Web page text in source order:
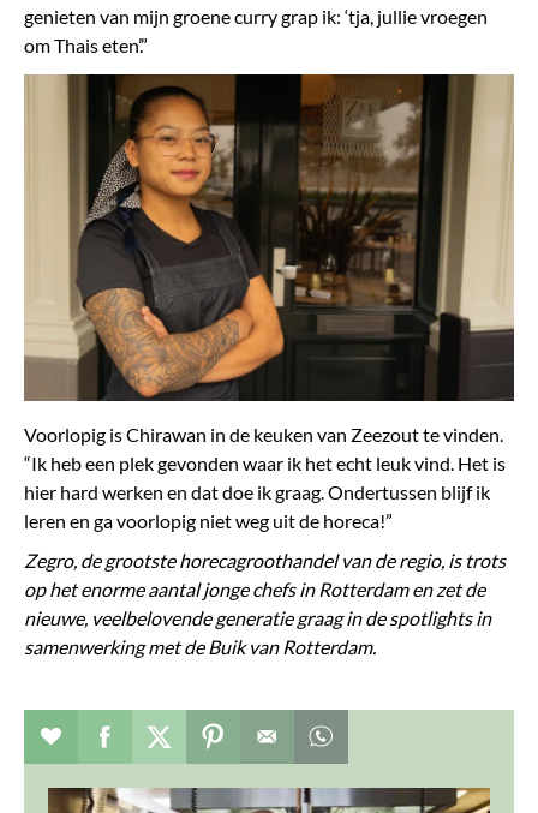
genieten van mijn groene curry grap ik: ‘tja, jullie vroegen
om Thais eten’.”
Voorlopig is Chirawan in de keuken van Zeezout te vinden.
“Ik heb een plek gevonden waar ik het echt leuk vind. Het is
hier hard werken en dat doe ik graag. Ondertussen blijf ik
leren en ga voorlopig niet weg uit de horeca!”
Zegro, de grootste horecagroothandel van de regio, is trots
op het enorme aantal jonge chefs in Rotterdam en zet de
nieuwe, veelbelovende generatie graag in de spotlights in
samenwerking met de Buik van Rotterdam.
Verhaal toevoegen aan favorieten
Deel dit op facebook
Deel dit op twitter
Deel dit op pinterest